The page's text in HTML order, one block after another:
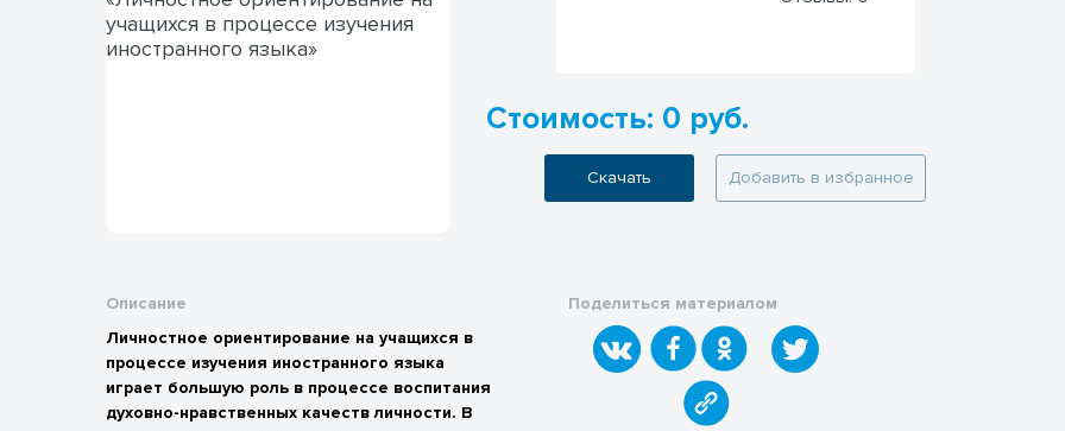
Стоимость: 0 руб.
Скачать Добавить в избранное
Описание
Личностное ориентирование на учащихся в
процессе изучения иностранного языка
играет большую роль в процессе воспитания
духовно-нравственных качеств личности. В
Поделиться материалом